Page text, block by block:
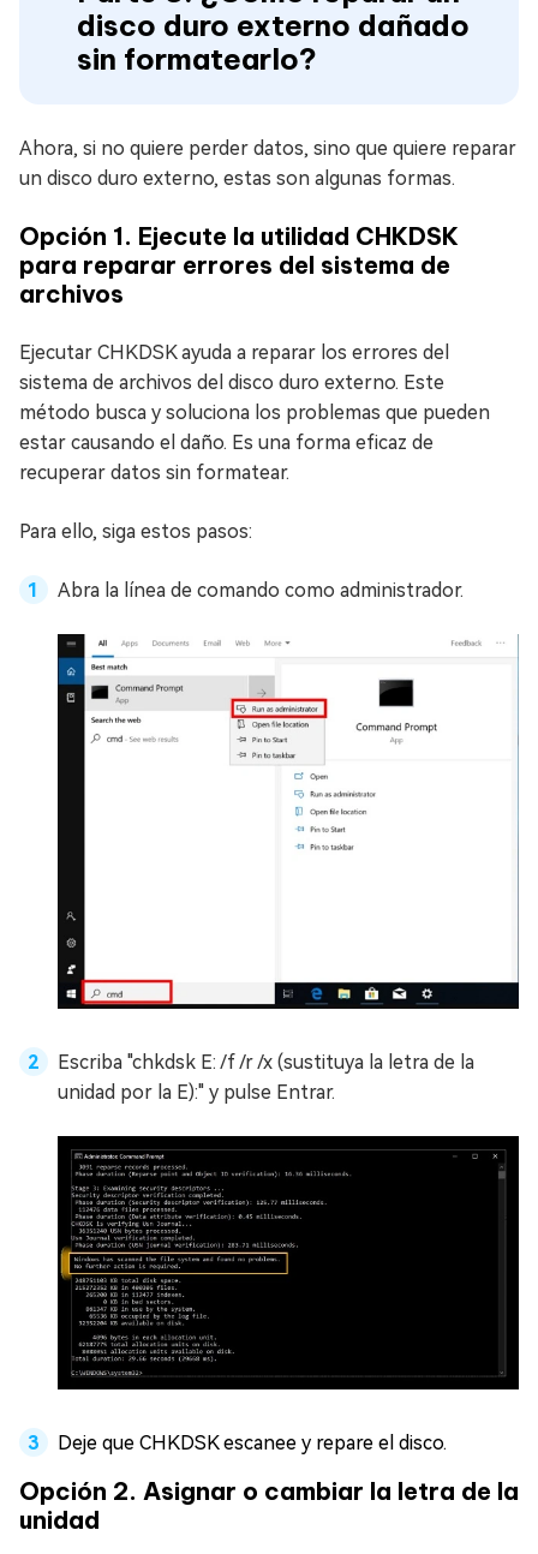
disco duro externo dañado
sin formatearlo?
Ahora, si no quiere perder datos, sino que quiere reparar
un disco duro externo, estas son algunas formas.
Opción 1. Ejecute la utilidad CHKDSK
para reparar errores del sistema de
archivos
Ejecutar CHKDSK ayuda a reparar los errores del
sistema de archivos del disco duro externo. Este
método busca y soluciona los problemas que pueden
estar causando el daño. Es una forma eficaz de
recuperar datos sin formatear.
Para ello, siga estos pasos:
Abra la línea de comando como administrador.
Escriba "chkdsk E: /f /r /x (sustituya la letra de la
unidad por la E):" y pulse Entrar.
Deje que CHKDSK escanee y repare el disco.
Opción 2. Asignar o cambiar la letra de la
unidad